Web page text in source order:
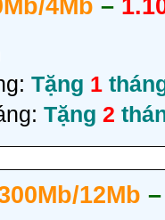
4Mb –
Tặng 1
Tặng 2
12Mb –